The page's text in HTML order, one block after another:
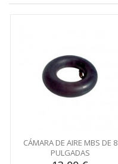
CÁMARA DE AIRE MBS DE 8
PULGADAS